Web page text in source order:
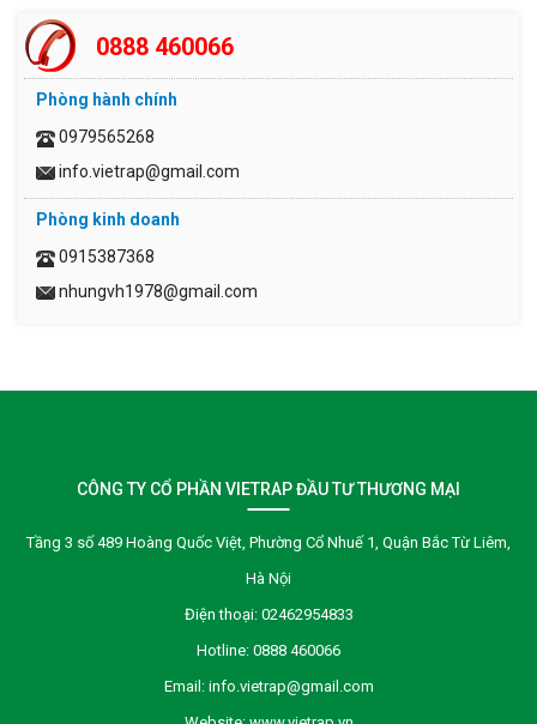
0888 460066
Phòng hành chính
0979565268
info.vietrap@gmail.com
Phòng kinh doanh
0915387368
nhungvh1978@gmail.com
CÔNG TY CỔ PHẦN VIETRAP ĐẦU TƯ THƯƠNG MẠI
Tầng 3 số 489 Hoàng Quốc Việt, Phường Cổ Nhuế 1, Quận Bắc Từ Liêm,
Hà Nội
Điện thoại:02462954833
Hotline: 0888 460066
Email:info.vietrap@gmail.com